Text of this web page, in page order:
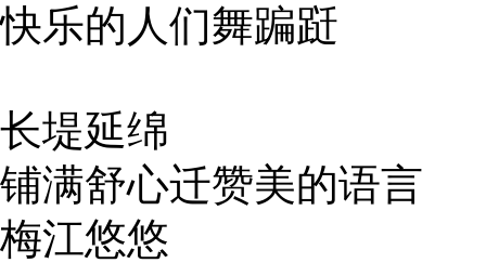
快乐的人们舞蹁跹
长堤延绵
铺满舒心迁赞美的语言
梅江悠悠